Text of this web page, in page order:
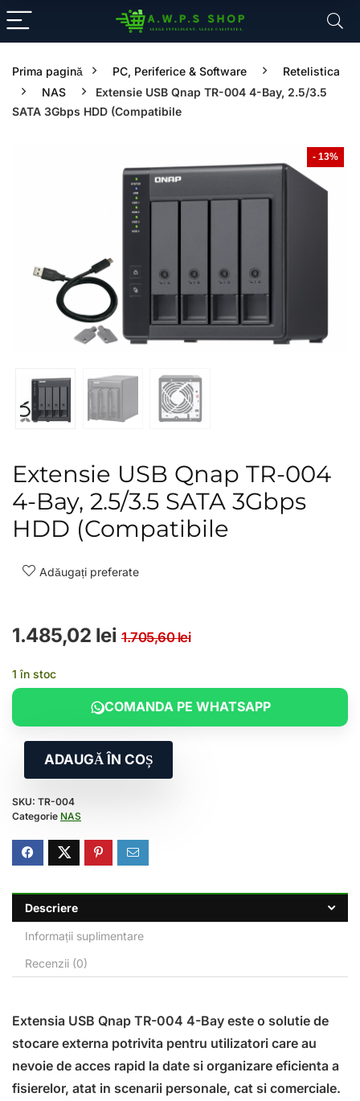
Prima pagină PC, Periferice & Software
Retelistica
NAS
Extensie USB Qnap TR-004 4-Bay, 2.5/3.5
SATA 3Gbps HDD (Compatibile
- 13%
Extensie USB Qnap TR-004
4-Bay, 2.5/3.5 SATA 3Gbps
HDD (Compatibile
Adăugați preferate
1.705,60leiPrețul inițial a
1.485,02 lei Prețul curent
1 în stoc
COMANDA PE WHATSAPP
ADAUGĂ ÎN COȘ
SKU: TR-004
Categorie NAS
Descriere
Informații suplimentare
Recenzii (0)
Extensia USB Qnap TR-004 4-Bay este o solutie de
stocare externa potrivita pentru utilizatori care au
nevoie de acces rapid la date si organizare eficienta a
fisierelor, atat in scenarii personale, cat si comerciale.